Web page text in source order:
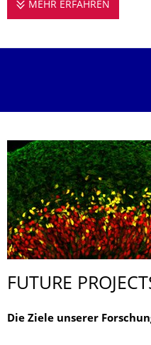
MEHR ERFAHREN
FUTURE
Die Ziele unserer